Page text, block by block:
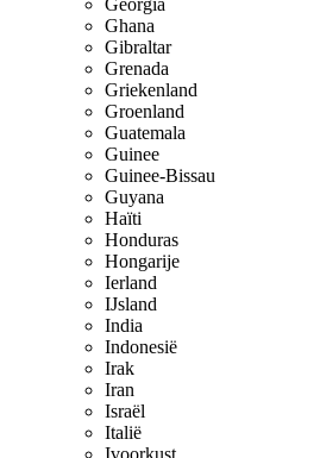
Georgia
Ghana
Gibraltar
Grenada
Griekenland
Groenland
Guatemala
Guinee
Guinee-Bissau
Guyana
Haïti
Honduras
Hongarije
Ierland
IJsland
India
Indonesië
Irak
Iran
Israël
Italië
Ivoorkust